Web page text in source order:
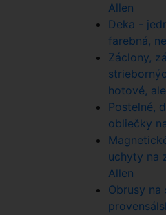
Allen
Deka -
farebná,
Záclony,
hotové,
Postelné,
obliečky
uchyty na
Allen
Obrusy na